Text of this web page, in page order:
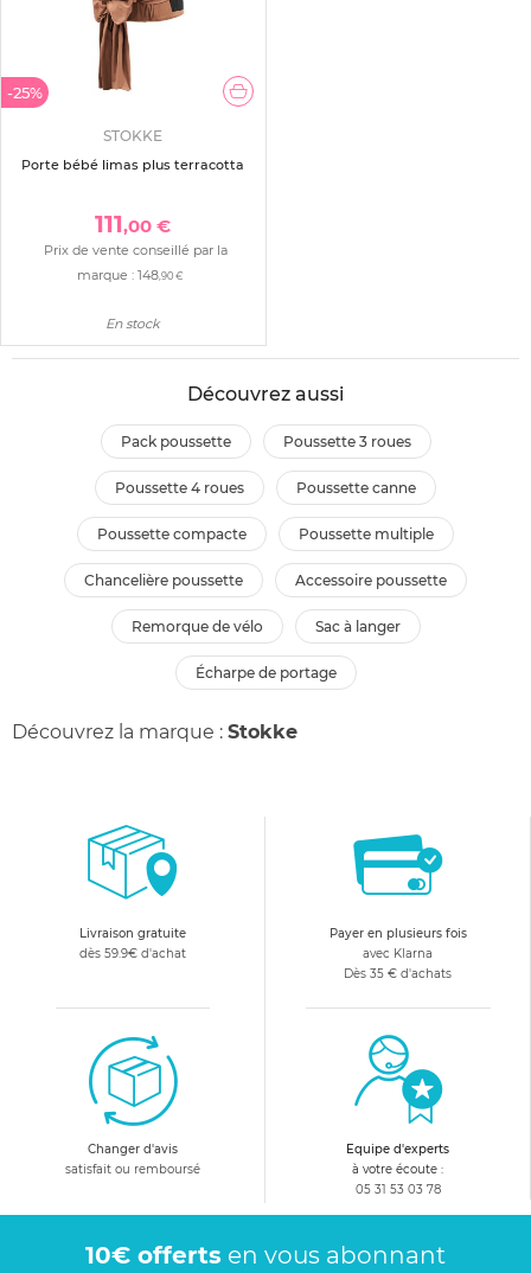
-25%
STOKKE
Porte bébé limas plus terracotta
111,00 €
Prix de vente conseillé par la
marque :148,90 €
En stock
Découvrez aussi
pack poussette poussette 3 roues
poussette 4 roues poussette canne
poussette compacte poussette multiple
chancelière poussette accessoire poussette
remorque de vélo sac à langer
écharpe de portage
Découvrez la marque : Stokke
Livraison gratuite
dès 59.9€ d'achat
Payer en plusieurs fois
avec Klarna
Dès 35 € d'achats
Changer d'avis
satisfait ou remboursé
Equipe d'experts
à votre écoute :
05 31 53 03 78
10€ offerts en vous abonnant